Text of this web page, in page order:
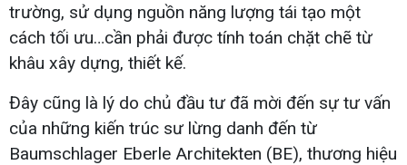
trường, sử dụng nguồn năng lượng tái tạo một
cách tối ưu…cần phải được tính toán chặt chẽ từ
khâu xây dựng, thiết kế.
Đây cũng là lý do chủ đầu tư đã mời đến sự tư vấn
của những kiến trúc sư lừng danh đến từ
Baumschlager Eberle Architekten (BE), thương hiệu